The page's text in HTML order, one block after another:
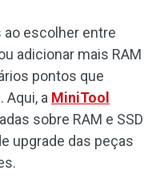
escolher entre
adicionar mais RAM
pontos que
a MiniTool
sobre RAM e SSD
upgrade das peças